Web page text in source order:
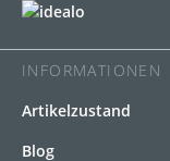
INFORMATIONEN
Artikelzustand
Blog